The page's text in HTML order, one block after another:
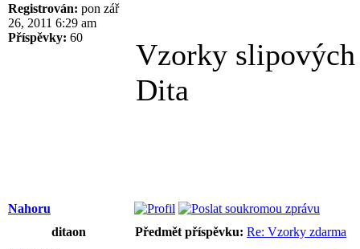
Registrován: pon zář
26, 2011 6:29 am
Příspěvky: 60
Vzorky
Dita
Nahoru
ditaon
Předmět příspěvku: Re: Vzorky zdarma